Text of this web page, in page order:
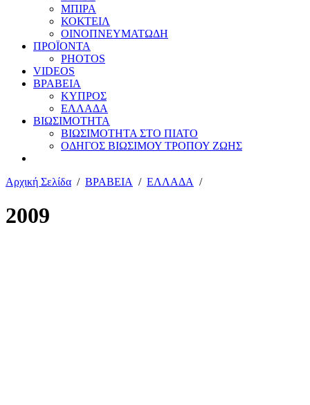
ΜΠΙΡΑ
ΚΟΚΤΕΙΛ
ΟΙΝΟΠΝΕΥΜΑΤΩΔΗ
ΠΡΟΪΟΝΤΑ
PHOTOS
VIDEOS
ΒΡΑΒΕΙΑ
ΚΥΠΡΟΣ
ΕΛΛΑΔΑ
ΒΙΩΣΙΜΟΤΗΤΑ
ΒΙΩΣΙΜΟΤΗΤΑ ΣΤΟ ΠΙΑΤΟ
ΟΔΗΓΟΣ ΒΙΩΣΙΜΟΥ ΤΡΟΠΟΥ ΖΩΗΣ
Αρχική Σελίδα / ΒΡΑΒΕΙΑ / ΕΛΛΑΔΑ /
2009